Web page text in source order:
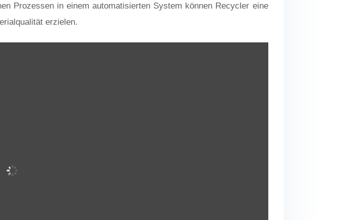
Prozessen in einem automatisierten System können Recycler eine
erzielen.